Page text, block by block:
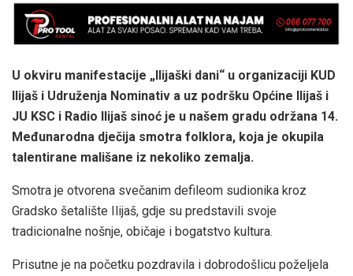
U okviru manifestacije „Ilijaški dani“ u organizaciji KUD
Ilijaš i Udruženja Nominativ a uz podršku Općine Ilijaš i
JU KSC i Radio Ilijaš sinoć je u našem gradu održana 14.
Međunarodna dječija smotra folklora, koja je okupila
talentirane mališane iz nekoliko zemalja.
Smotra je otvorena svečanim defileom sudionika kroz
Gradsko šetalište Ilijaš, gdje su predstavili svoje
tradicionalne nošnje, običaje i bogatstvo kultura.
Prisutne je na početku pozdravila i dobrodošlicu poželjela